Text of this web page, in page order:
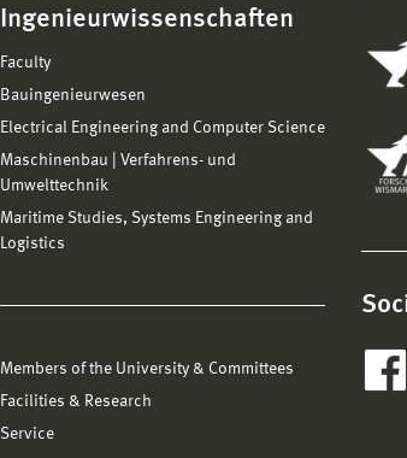
Ingenieurwissenschaften
Faculty
Bauingenieurwesen
Electrical Engineering and Computer Science
Maschinenbau | Verfahrens- und
Umwelttechnik
Maritime Studies, Systems Engineering and
Logistics
Members of the University & Committees
Facilities & Research
Service